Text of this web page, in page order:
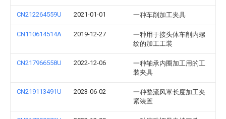
CN212264559U 2021-01-01 一种车削加工夹具
CN110614514A 2019-12-27
一种用于接头体车削内螺
纹的加工工装
CN217966558U 2022-12-06
一种轴承内圈加工用的工
装夹具
CN219113491U 2023-06-02
一种整流风罩长度加工夹
紧装置